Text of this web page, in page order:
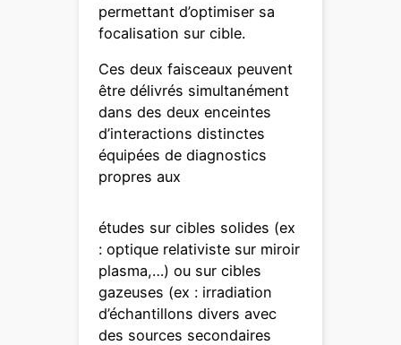
permettant d’optimiser sa
focalisation sur cible.
Ces deux faisceaux peuvent
être délivrés simultanément
dans des deux enceintes
d’interactions distinctes
équipées de diagnostics
propres aux
études sur cibles solides (ex
: optique relativiste sur miroir
plasma,…) ou sur cibles
gazeuses (ex : irradiation
d’échantillons divers avec
des sources secondaires